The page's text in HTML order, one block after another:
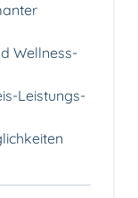
Wellness-
Leistungs-